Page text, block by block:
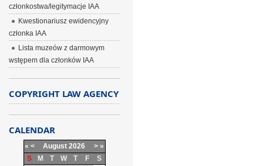
członkostwa/legitymacje IAA
Kwestionariusz ewidencyjny
członka IAA
Lista muzeów z darmowym
wstępem dla członków IAA
COPYRIGHT LAW AGENCY
CALENDAR
« < August 2026 > »
S
M T W T F
S